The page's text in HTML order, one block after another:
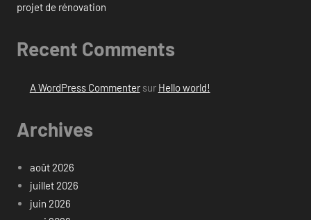
projet de rénovation
Recent Comments
A WordPress Commentersur Hello world!
Archives
août 2026
juillet 2026
juin 2026